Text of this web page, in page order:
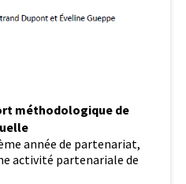
méthodologique de
année de partenariat,
activité partenariale de